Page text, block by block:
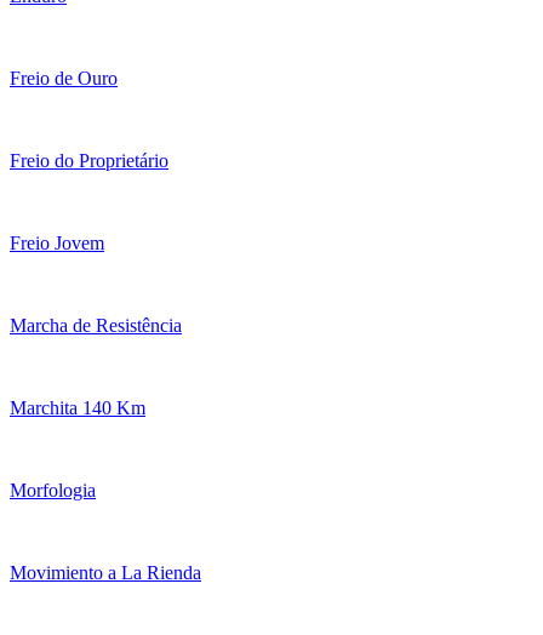
Freio de Ouro
Freio do Proprietário
Freio Jovem
Marcha de Resistência
Marchita 140 Km
Morfologia
Movimiento a La Rienda